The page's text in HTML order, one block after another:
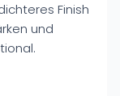
Finish
und